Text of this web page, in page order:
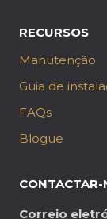
RECURSOS
Manutenção
Guia de
FAQs
Blogue
CONTACTAR-
Correio